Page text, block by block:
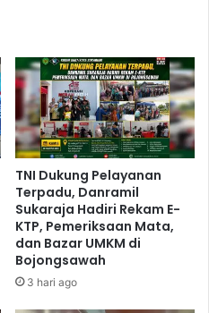
TNI Dukung Pelayanan
Terpadu, Danramil
Sukaraja Hadiri Rekam E-
KTP, Pemeriksaan Mata,
dan Bazar UMKM di
Bojongsawah
3 hari ago